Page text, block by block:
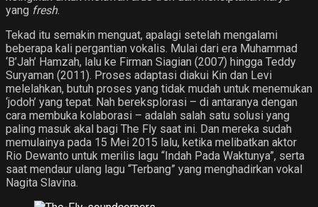
yang fresh.
Tekad itu semakin menguat, apalagi setelah mengalami
beberapa kali pergantian vokalis. Mulai dari era Muhammad
‘B’Jah’ Hamzah, lalu ke Firman Siagian (2007) hingga Teddy
Suryaman (2011). Proses adaptasi diakui Kin dan Levi
melelahkan, butuh proses yang tidak mudah untuk menemukan
‘jodoh’ yang tepat. Nah bereksplorasi – di antaranya dengan
cara membuka kolaborasi – adalah salah satu solusi yang
paling masuk akal bagi The Fly saat ini. Dan mereka sudah
memulainya pada 15 Mei 2015 lalu, ketika melibatkan aktor
Rio Dewanto untuk merilis lagu “Indah Pada Waktunya”, serta
saat mendaur ulang lagu “Terbang” yang menghadirkan vokal
Nagita Slavina.